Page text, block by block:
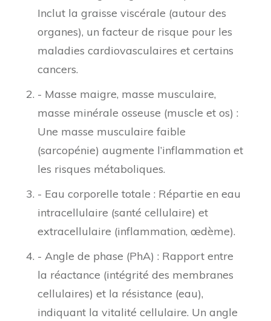
Inclut la graisse viscérale (autour des
organes), un facteur de risque pour les
maladies cardiovasculaires et certains
cancers.
- Masse maigre, masse musculaire,
masse minérale osseuse (muscle et os) :
Une masse musculaire faible
(sarcopénie) augmente l’inflammation et
les risques métaboliques.
- Eau corporelle totale : Répartie en eau
intracellulaire (santé cellulaire) et
extracellulaire (inflammation, œdème).
- Angle de phase (PhA) : Rapport entre
la réactance (intégrité des membranes
cellulaires) et la résistance (eau),
indiquant la vitalité cellulaire. Un angle